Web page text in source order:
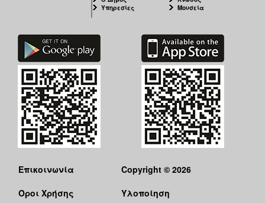
Υπηρεσίες
Μουσεία
Επικοινωνία
Όροι Χρήσης
Copyright © 2026
Υλοποίηση